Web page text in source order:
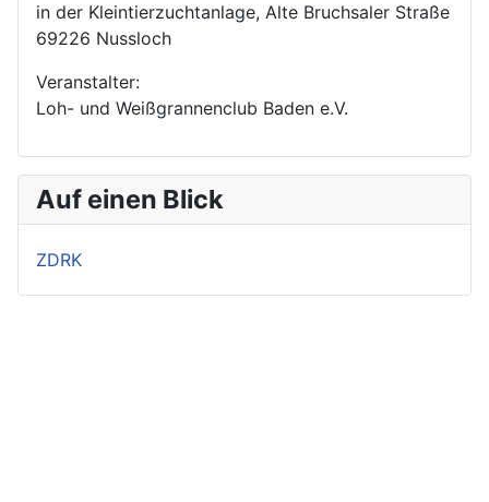
in der Kleintierzuchtanlage, Alte Bruchsaler Straße
69226 Nussloch
Veranstalter:
Loh- und Weißgrannenclub Baden e.V.
Auf einen Blick
ZDRK